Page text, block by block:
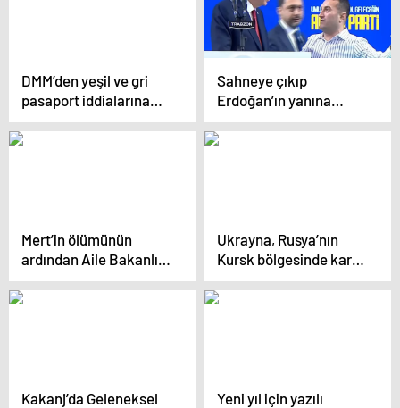
DMM’den yeşil ve gri
pasaport iddialarına
yalanlama
Sahneye çıkıp
Erdoğan’ın yanına
geldi, sonrasında
yaşananlar bomba
Mert’in ölümünün
ardından Aile Bakanlığı
harekete geçiyor
Ukrayna, Rusya’nın
Kursk bölgesinde karşı
saldırı başlattı
Kakanj’da Geleneksel
Yeni yıl için yazılı